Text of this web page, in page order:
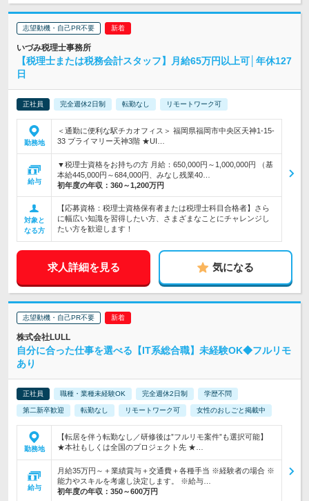
志望動機・自己PR不要
いづみ税理士事務所
【税理士または税務会計スタッフ】月給65万円以上可│年休127
日
正社員 完全週休2日制 転勤なし リモートワーク可
勤務地
＜通勤に便利な駅チカオフィス＞ 福岡県福岡市中央区天神1-15-
33 プライマリー天神3階 ★UI…
給与
▼税理士資格をお持ちの方 月給：650,000円～1,000,000円 （基
本給445,000円～684,000円、みなし残業40…
初年度の年収： 360～1,200万円
対象と
なる方
【応募資格：税理士資格保有者または税理士科目合格者】さら
に幅広い知識を習得したい方、さまざまなことにチャレンジし
たい方を歓迎します！
求人詳細を見る 気になる
志望動機・自己PR不要
株式会社LULL
自分に合った仕事を選べる【IT系総合職】未経験OK◆フルリモ
あり
正社員 職種・業種未経験OK 完全週休2日制 学歴不問
第二新卒歓迎 転勤なし リモートワーク可 女性のおしごと掲載中
勤務地
【転居を伴う転勤なし／研修後は”フルリモ案件”も選択可能】
★本社もしくは全国のプロジェクト先 ★…
給与
月給35万円～＋業績賞与＋交通費＋各種手当 ※経験者の場合 ※
能力やスキルを考慮し決定します。 ※給与…
初年度の年収： 350～600万円